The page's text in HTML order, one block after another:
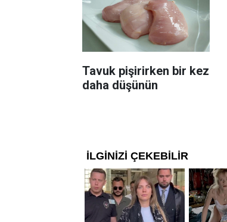
Tavuk pişirirken bir kez
daha düşünün